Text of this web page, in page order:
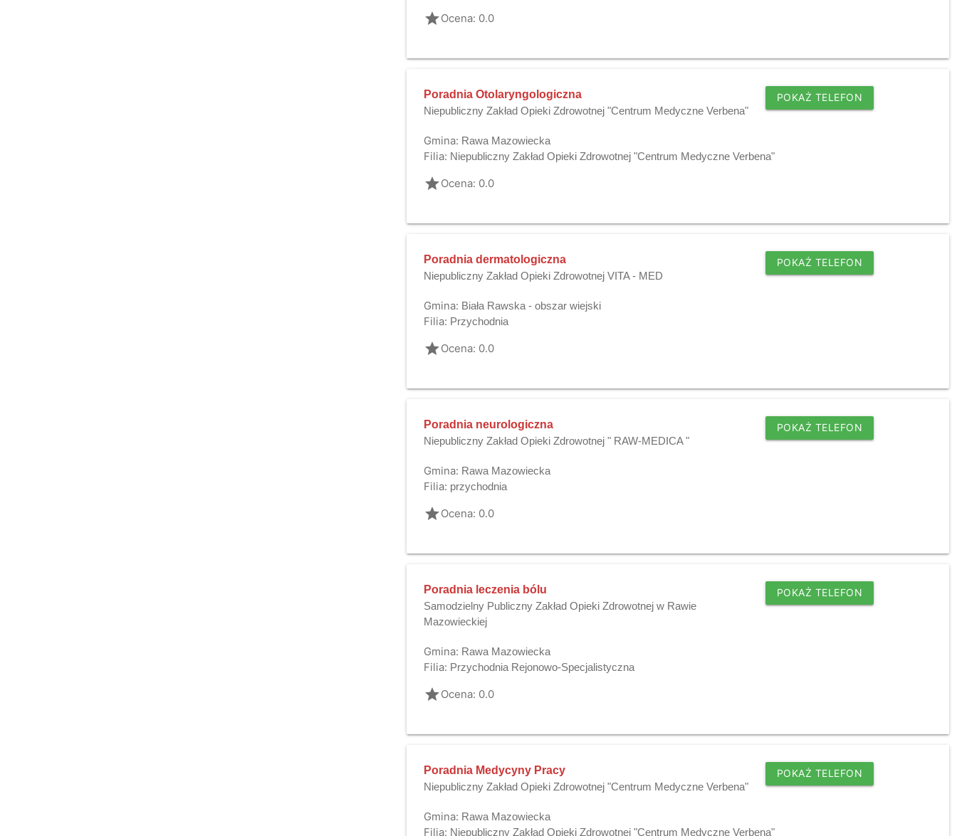
gradeOcena: 0.0
Poradnia Otolaryngologiczna
Niepubliczny Zakład Opieki Zdrowotnej "Centrum Medyczne Verbena"
POKAŻ TELEFON
Gmina: Rawa Mazowiecka
Filia: Niepubliczny Zakład Opieki Zdrowotnej "Centrum Medyczne Verbena"
gradeOcena: 0.0
Poradnia dermatologiczna
Niepubliczny Zakład Opieki Zdrowotnej VITA - MED
POKAŻ TELEFON
Gmina: Biała Rawska - obszar wiejski
Filia: Przychodnia
gradeOcena: 0.0
Poradnia neurologiczna
Niepubliczny Zakład Opieki Zdrowotnej " RAW-MEDICA "
POKAŻ TELEFON
Gmina: Rawa Mazowiecka
Filia: przychodnia
gradeOcena: 0.0
Poradnia leczenia bólu
Samodzielny Publiczny Zakład Opieki Zdrowotnej w Rawie
Mazowieckiej
POKAŻ TELEFON
Gmina: Rawa Mazowiecka
Filia: Przychodnia Rejonowo-Specjalistyczna
gradeOcena: 0.0
Poradnia Medycyny Pracy
Niepubliczny Zakład Opieki Zdrowotnej "Centrum Medyczne Verbena"
POKAŻ TELEFON
Gmina: Rawa Mazowiecka
Filia: Niepubliczny Zakład Opieki Zdrowotnej "Centrum Medyczne Verbena"